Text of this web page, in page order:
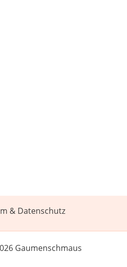
& Datenschutz
Gaumenschmaus